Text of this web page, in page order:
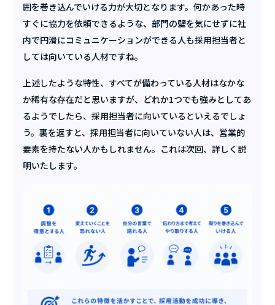
囲を巻き込んでいける力が大切となります。何かあった時
すぐに協力を依頼できるような、部門の壁を気にせずに社
内で円滑にコミュニケーションができる人も採用担当者と
しては向いている人材ですね。
上述したような特性、すべてが備わっている人材はなかな
か稀有な存在だと思いますが、どれか1つでも強みとしてあ
るようでしたら、採用担当者に向いているといえるでしょ
う。裏を返すと、採用担当者に向いていない人は、営業的
要素を持たない人かもしれません。これは次回、詳しく説
明いたします。